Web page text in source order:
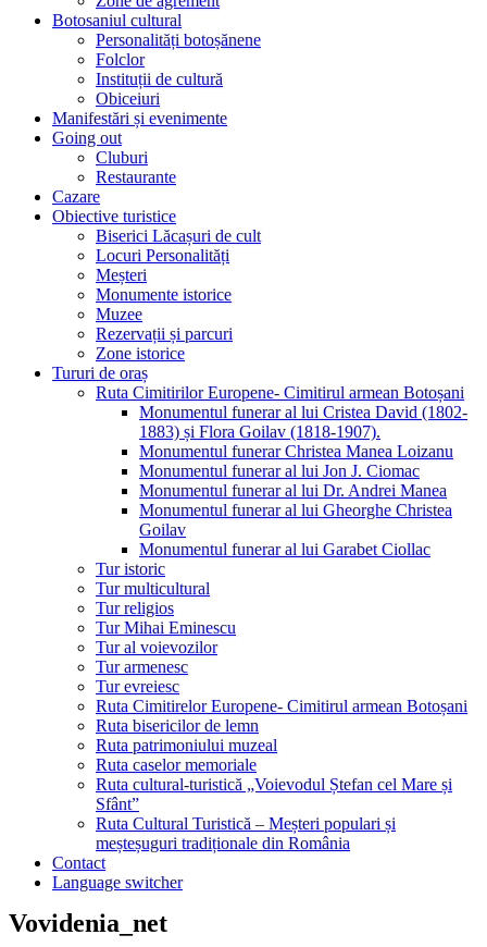
Botosaniul cultural
Personalități botoșănene
Folclor
Instituții de cultură
Obiceiuri
Manifestări și evenimente
Going out
Cluburi
Restaurante
Cazare
Obiective turistice
Biserici Lăcașuri de cult
Locuri Personalități
Meșteri
Monumente istorice
Muzee
Rezervații și parcuri
Zone istorice
Tururi de oraș
Ruta Cimitirilor Europene- Cimitirul armean Botoșani
Monumentul funerar al lui Cristea David (1802-
1883) și Flora Goilav (1818-1907).
Monumentul funerar Christea Manea Loizanu
Monumentul funerar al lui Jon J. Ciomac
Monumentul funerar al lui Dr. Andrei Manea
Monumentul funerar al lui Gheorghe Christea
Goilav
Monumentul funerar al lui Garabet Ciollac
Tur istoric
Tur multicultural
Tur religios
Tur Mihai Eminescu
Tur al voievozilor
Tur armenesc
Tur evreiesc
Ruta Cimitirelor Europene- Cimitirul armean Botoșani
Ruta bisericilor de lemn
Ruta patrimoniului muzeal
Ruta caselor memoriale
Ruta cultural-turistică „Voievodul Ștefan cel Mare și
Sfânt”
Ruta Cultural Turistică – Meșteri populari și
meșteșuguri tradiționale din România
Contact
Language switcher
Vovidenia_net